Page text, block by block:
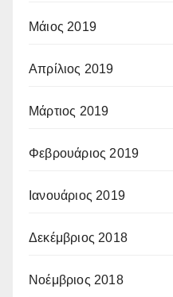
Μάιος 2019
Απρίλιος 2019
Μάρτιος 2019
Φεβρουάριος 2019
Ιανουάριος 2019
Δεκέμβριος 2018
Νοέμβριος 2018